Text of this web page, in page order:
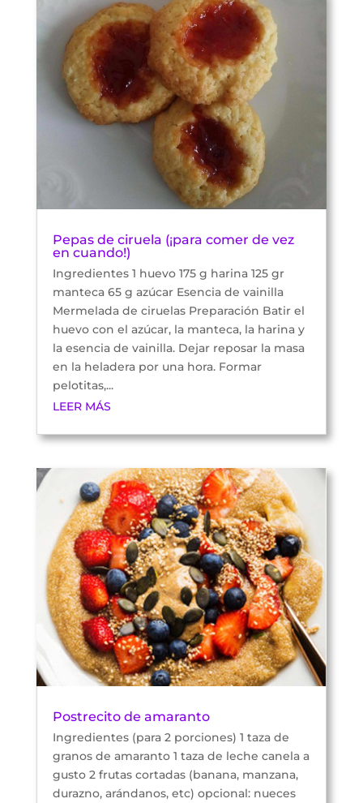
Pepas de ciruela (¡para comer de vez
en cuando!)
Ingredientes 1 huevo 175 g harina 125 gr
manteca 65 g azúcar Esencia de vainilla
Mermelada de ciruelas Preparación Batir el
huevo con el azúcar, la manteca, la harina y
la esencia de vainilla. Dejar reposar la masa
en la heladera por una hora. Formar
pelotitas,...
LEER MÁS
Postrecito de amaranto
Ingredientes (para 2 porciones) 1 taza de
granos de amaranto 1 taza de leche canela a
gusto 2 frutas cortadas (banana, manzana,
durazno, arándanos, etc) opcional: nueces